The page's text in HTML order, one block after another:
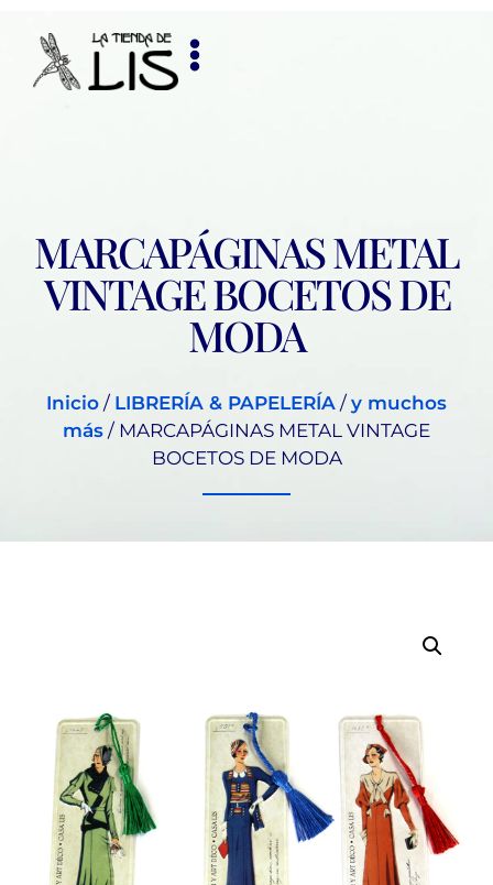
MARCAPÁGINAS METAL
VINTAGE BOCETOS DE
MODA
Inicio / LIBRERÍA & PAPELERÍA / y muchos
más / MARCAPÁGINAS METAL VINTAGE
BOCETOS DE MODA